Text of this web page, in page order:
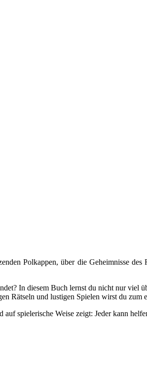
Polkappen, über die Geheimnisse des
In diesem Buch lernst du nicht nur viel
Rätseln und lustigen Spielen wirst du zum
spielerische Weise zeigt: Jeder kann